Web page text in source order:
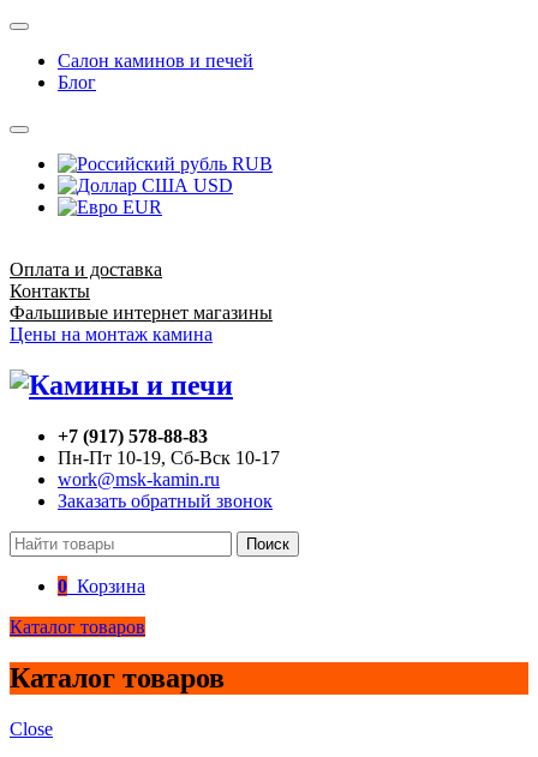
Салон каминов и печей
Блог
RUB
USD
EUR
Оплата и доставка
Контакты
Фальшивые интернет магазины
Цены на монтаж камина
+7 (917) 578-88-83
Пн-Пт 10-19, Сб-Вск 10-17
work@msk-kamin.ru
Заказать обратный звонок
Поиск
0 Корзина
Каталог товаров
Каталог товаров
Close